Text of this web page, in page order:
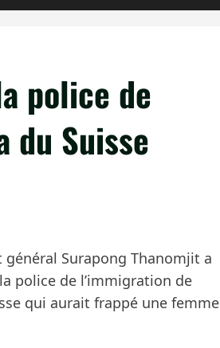
police de
du Suisse
Surapong Thanomjit a
police de l’immigration de
qui aurait frappé une femme